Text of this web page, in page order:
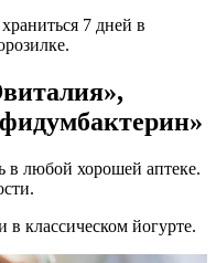
7 дней в
в любой хорошей аптеке.
классическом йогурте.